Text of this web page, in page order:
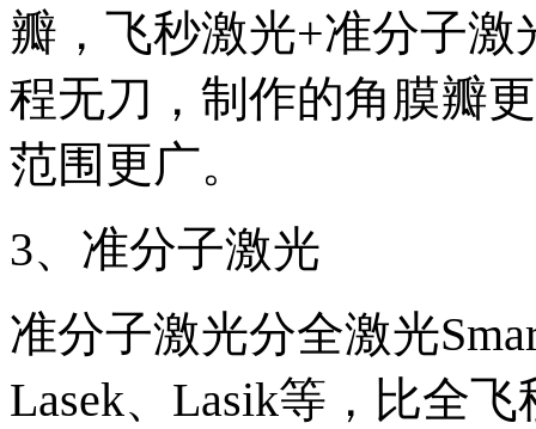
瓣，飞秒激光+准分子
程无刀，制作的角膜瓣
范围更广。
3、准分子激光
准分子激光分全激光
Lasek、Lasik等，比全